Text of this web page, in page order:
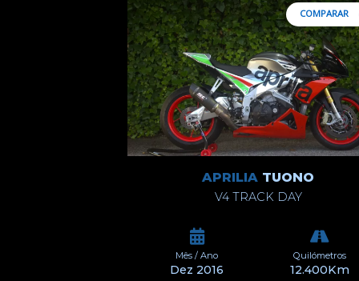
COMPARAR
APRILIA TUONO
V4 TRACK DAY
Mês / Ano
Dez 2016
Quilómetros
12.400Km